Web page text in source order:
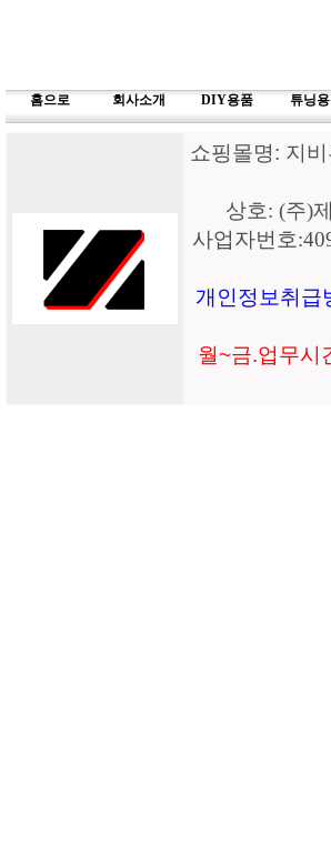
홈으로 회사소개 DIY용품 튜닝
쇼핑몰명: 지
상호: (주)
사업자번호
개인정보취급
월~금.업무시